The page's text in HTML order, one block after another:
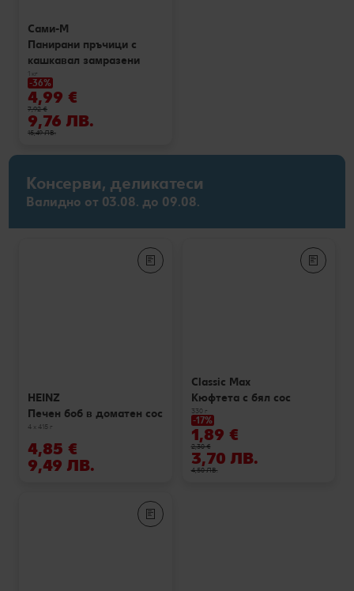
Сами-М
Панирани пръчици с
кашкавал замразени
1 кг
-36%
4,99 €
7,92 €
9,76 ЛВ.
15,49 ЛВ.
Консерви, деликатеси
Валидно от 03.08. до 09.08.
HEINZ
Печен боб в доматен сос
4 x 415 г
4,85 €
9,49 ЛВ.
Classic Max
Кюфтета с бял сос
330 г
-17%
1,89 €
2,30 €
3,70 ЛВ.
4,50 ЛВ.